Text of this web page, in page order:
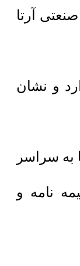
صنعتی آرتا
و نشان
به سراسر
نامه و